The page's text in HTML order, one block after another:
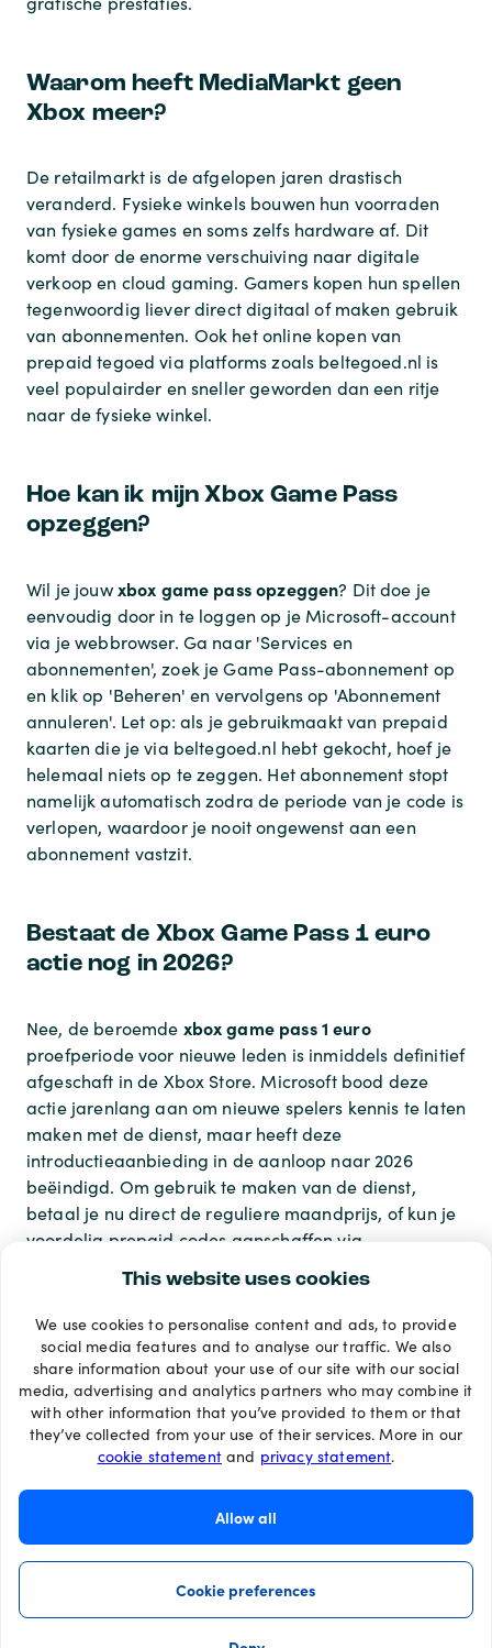
This website uses cookies
We use cookies to personalise content and ads, to provide
social media features and to analyse our traffic. We also
share information about your use of our site with our social
media, advertising and analytics partners who may combine it
with other information that you’ve provided to them or that
they’ve collected from your use of their services. More in our
cookie statementand privacy statement.
Allow all
Cookie preferences
Waarom heeft MediaMarkt geen
Xbox meer?
De retailmarkt is de afgelopen jaren drastisch
veranderd. Fysieke winkels bouwen hun voorraden
van fysieke games en soms zelfs hardware af. Dit
komt door de enorme verschuiving naar digitale
verkoop en cloud gaming. Gamers kopen hun spellen
tegenwoordig liever direct digitaal of maken gebruik
van abonnementen. Ook het online kopen van
prepaid tegoed via platforms zoals beltegoed.nl is
veel populairder en sneller geworden dan een ritje
naar de fysieke winkel.
Hoe kan ik mijn Xbox Game Pass
opzeggen?
Wil je jouwxbox game pass opzeggen? Dit doe je
eenvoudig door in te loggen op je Microsoft-account
via je webbrowser. Ga naar 'Services en
abonnementen', zoek je Game Pass-abonnement op
en klik op 'Beheren' en vervolgens op 'Abonnement
annuleren'. Let op: als je gebruikmaakt van prepaid
kaarten die je via beltegoed.nl hebt gekocht, hoef je
helemaal niets op te zeggen. Het abonnement stopt
namelijk automatisch zodra de periode van je code is
verlopen, waardoor je nooit ongewenst aan een
abonnement vastzit.
Bestaat de Xbox Game Pass 1 euro
actie nog in 2026?
Nee, de beroemde xbox game pass 1 euro
proefperiode voor nieuwe leden is inmiddels definitief
afgeschaft in de Xbox Store. Microsoft bood deze
actie jarenlang aan om nieuwe spelers kennis te laten
maken met de dienst, maar heeft deze
introductieaanbieding in de aanloop naar 2026
beëindigd. Om gebruik te maken van de dienst,
betaal je nu direct de reguliere maandprijs, of kun je
voordelig prepaid codes aanschaffen via
beltegoed.nl.
Betaalmethoden